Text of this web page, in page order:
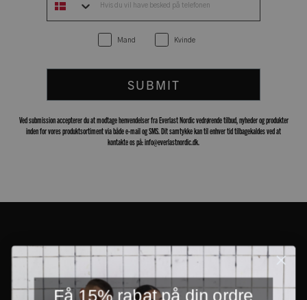
Mand Kvinde
SUBMIT
Ved submission accepterer du at modtage henvendelser fra Everlast Nordic vedrørende tilbud, nyheder og produkter
inden for vores produktsortiment via både e-mail og SMS. Dit samtykke kan til enhver tid tilbagekaldes ved at
kontakte os på: info@everlastnordic.dk.
Få 15% rabat på din ordre